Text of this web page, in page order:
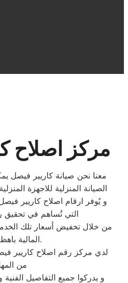
مركز اصلاح
معنا نحن صيانة كاريير فيصل
الصيانة المنزلية للاجهزة
و يُوفر ارقام اصلاح كاريير
التي تُساهم في تحقيق
من خلال تخفيض أسعار تلك
المالية باهظة الثمن.
لدي مركز رقم اصلاح كاريير
من
و يدركوا جميع التفاصيل